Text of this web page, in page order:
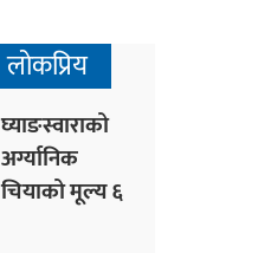
लोकप्रिय
घ्याङस्वाराको
अर्ग्यानिक
चियाको मूल्य ६